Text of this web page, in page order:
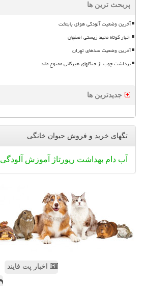
پربحث ترین ها
آخرین وضعیت آلودگی هوای پایتخت
اخبار کوتاه محیط زیستی اصفهان
آخرین وضعیت سدهای تهران
برداشت چوب از جنگلهای هیرکانی ممنوع ماند
جدیدترین ها
تگهای خرید و فروش حیوان خانگی
آب دام بهداشت رپورتاژ آموزش آلودگی
اخبار پت فایند